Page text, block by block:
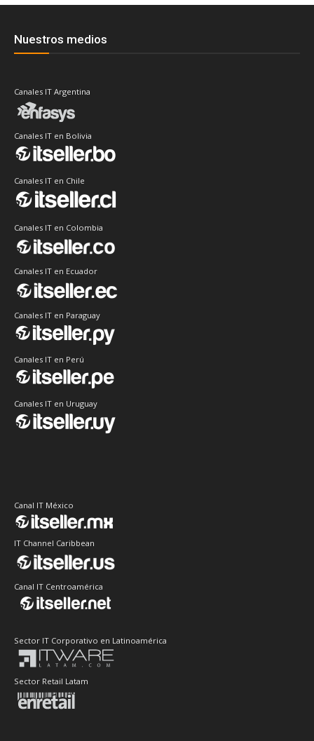
Nuestros medios
Canales IT Argentina
Canales IT en Bolivia
Canales IT en Chile
Canales IT en Colombia
Canales IT en Ecuador
Canales IT en Paraguay
Canales IT en Perú
Canales IT en Uruguay
Canal IT México
IT Channel Caribbean
Canal IT Centroamérica
Sector IT Corporativo en Latinoamérica
Sector Retail Latam